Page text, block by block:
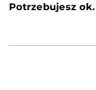
Potrzebujesz